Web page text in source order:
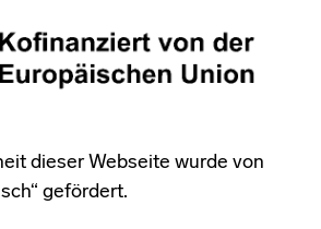
dieser Webseite wurde von
gefördert.